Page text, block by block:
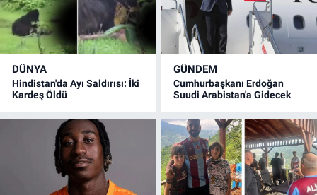
DÜNYA
Hindistan'da Ayı Saldırısı: İki
Kardeş Öldü
GÜNDEM
Cumhurbaşkanı Erdoğan
Suudi Arabistan'a Gidecek